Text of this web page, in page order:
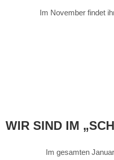
Im November findet
WIR SIND IM
Im gesamten